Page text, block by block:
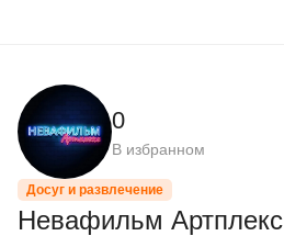
0
В избранном
Досуг и развлечение
Невафильм Артплекс